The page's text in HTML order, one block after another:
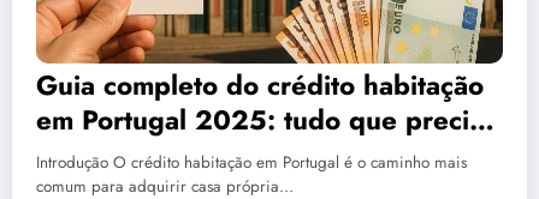
Guia completo do crédito habitação
em Portugal 2025: tudo que precisa
saber
Introdução O crédito habitação em Portugal é o caminho mais
comum para adquirir casa própria…